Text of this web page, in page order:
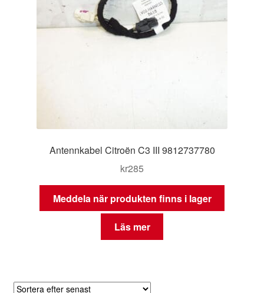
Antennkabel Citroën C3 III 9812737780
kr285
Meddela när produkten finns i lager
Läs mer